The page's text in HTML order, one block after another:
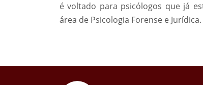
é voltado para psicólogos que já
área de Psicologia Forense e Jurídica.